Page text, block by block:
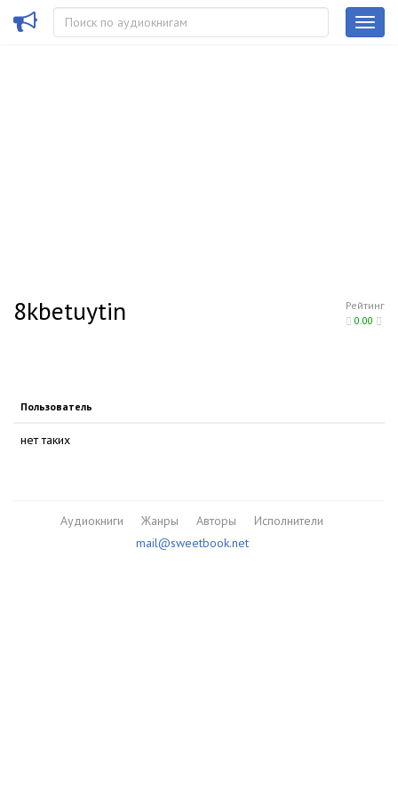
Рейтинг
0.00
8kbetuytin
Пользователь
нет таких
Аудиокниги Жанры Авторы
Исполнители
mail@sweetbook.net